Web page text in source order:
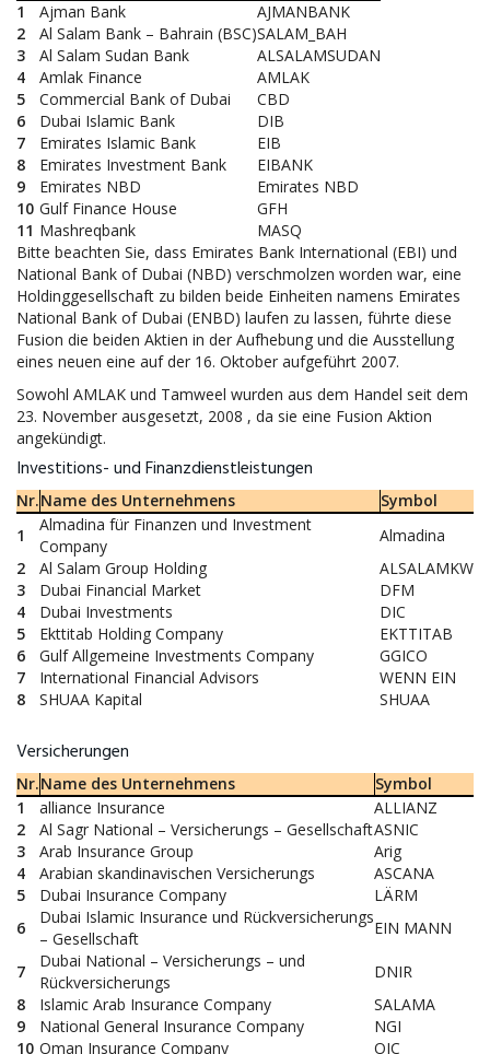
1
Ajman Bank
AJMANBANK
2
Al Salam Bank – Bahrain (BSC)SALAM_BAH
3
Al Salam Sudan Bank
ALSALAMSUDAN
4
Amlak Finance
AMLAK
5
Commercial Bank of Dubai
CBD
6
Dubai Islamic Bank
DIB
7
Emirates Islamic Bank
EIB
8
Emirates Investment Bank
EIBANK
9
Emirates NBD
Emirates NBD
10 Gulf Finance House
GFH
11 Mashreqbank
MASQ
Bitte beachten Sie, dass Emirates Bank International (EBI) und
National Bank of Dubai (NBD) verschmolzen worden war, eine
Holdinggesellschaft zu bilden beide Einheiten namens Emirates
National Bank of Dubai (ENBD) laufen zu lassen, führte diese
Fusion die beiden Aktien in der Aufhebung und die Ausstellung
eines neuen eine auf der 16. Oktober aufgeführt 2007.
Sowohl AMLAK und Tamweel wurden aus dem Handel seit dem
23. November ausgesetzt, 2008 , da sie eine Fusion Aktion
angekündigt.
Investitions- und Finanzdienstleistungen
Nr.Name des Unternehmens
Symbol
1
Almadina für Finanzen und Investment
Company
Almadina
2
Al Salam Group Holding
ALSALAMKW
3
Dubai Financial Market
DFM
4
Dubai Investments
DIC
5
Ekttitab Holding Company
EKTTITAB
6
Gulf Allgemeine Investments Company
GGICO
7
International Financial Advisors
WENN EIN
8
SHUAA Kapital SHUAA
Versicherungen
Nr.Name des Unternehmens
Symbol
1
alliance Insurance
ALLIANZ
2
Al Sagr National – Versicherungs – GesellschaftASNIC
3
Arab Insurance Group
Arig
4
Arabian skandinavischen Versicherungs
ASCANA
5
Dubai Insurance Company
LÄRM
6
Dubai Islamic Insurance und Rückversicherungs
– Gesellschaft
EIN MANN
7
Dubai National – Versicherungs – und
Rückversicherungs
DNIR
8
Islamic Arab Insurance Company
SALAMA
9
National General Insurance Company
NGI
10 Oman Insurance Company OIC